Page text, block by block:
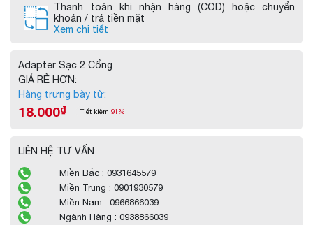
Thanh toán khi nhận hàng (COD) hoặc chuyển
khoản / trả tiền mặt
Xem chi tiết
Adapter Sạc 2 Cổng
GIÁ RẺ HƠN:
Hàng trưng bày từ:
18.000₫ Tiết kiệm 91%
LIÊN HỆ TƯ VẤN
Miền Bắc : 0931645579
Miền Trung : 0901930579
Miền Nam : 0966866039
Ngành Hàng : 0938866039